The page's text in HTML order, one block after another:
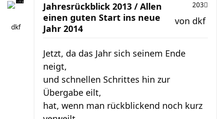
dkf
Jahresrückblick 2013 / Allen
einen guten Start ins neue
Jahr 2014
203
von dkf
Jetzt, da das Jahr sich seinem Ende
neigt,
und schnellen Schrittes hin zur
Übergabe eilt,
hat, wenn man rückblickend noch kurz